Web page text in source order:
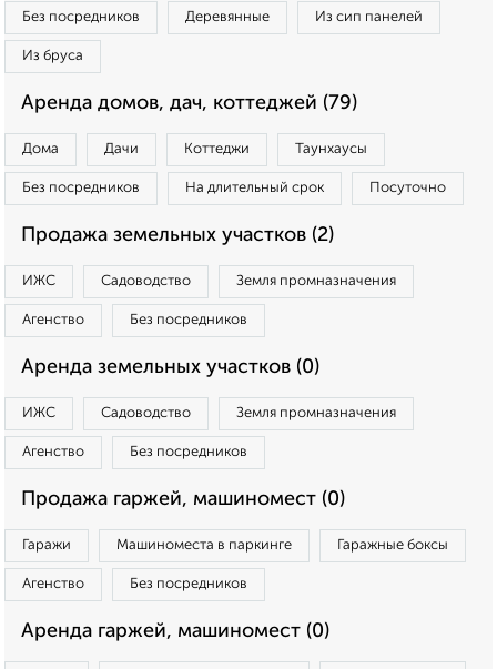
Без посредников Деревянные Из сип панелей
Из бруса
Аренда домов, дач, коттеджей (79)
Дома Дачи Коттеджи Таунхаусы
Без посредников На длительный срок Посуточно
Продажа земельных участков (2)
ИЖС Садоводство Земля промназначения
Агенство Без посредников
Аренда земельных участков (0)
ИЖС Садоводство Земля промназначения
Агенство Без посредников
Продажа гаржей, машиномест (0)
Гаражи Машиноместа в паркинге Гаражные боксы
Агенство Без посредников
Аренда гаржей, машиномест (0)